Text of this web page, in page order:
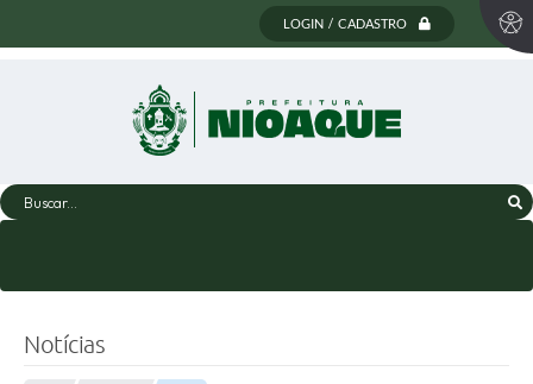
LOGIN / CADASTRO
Buscar...
Notícias